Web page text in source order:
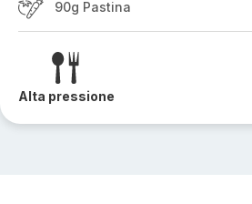
90g Pastina
Alta pressione